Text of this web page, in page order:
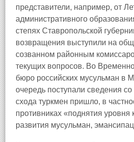
представители, например, от
административного
степях Ставропольской
возвращения выступили на
созванном районным
текущих вопросов. Во
бюро российских мусульман в
очередь поступали сведения
схода туркмен пришло, в
противниках «поднятия уровня
развития мусульман,